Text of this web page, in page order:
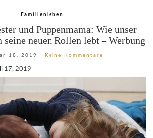
Familienleben
und Puppenmama: Wie unser
seine neuen Rollen lebt – Werbung
18, 2019 Keine Kommentare
17, 2019